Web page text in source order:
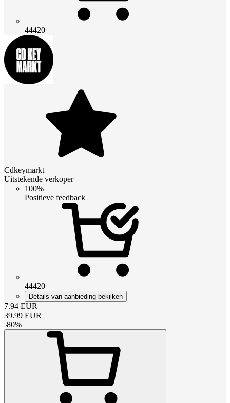
44420
Cdkeymarkt
Uitstekende verkoper
100%
Positieve feedback
44420
Details van aanbieding bekijken
7.94 EUR
39.99 EUR
-80%